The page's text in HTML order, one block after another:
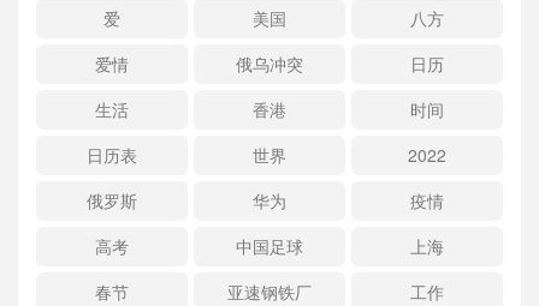
爱
美国
八方
爱情
俄乌冲突
日历
生活
香港
时间
日历表
世界
2022
俄罗斯
华为
疫情
高考
中国足球
上海
春节
亚速钢铁厂 工作